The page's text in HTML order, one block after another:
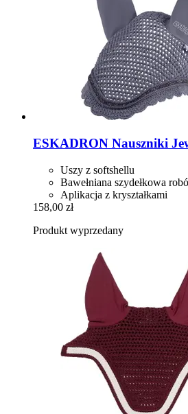
ESKADRON Nauszniki
Uszy z softshellu
Bawełniana szydełkowa
Aplikacja z kryształkami
158,00 zł
Produkt wyprzedany